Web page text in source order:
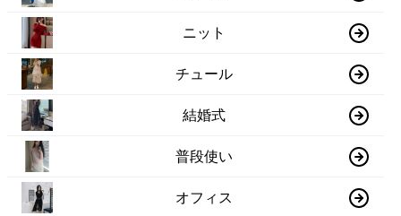
ニット
チュール
結婚式
普段使い
オフィス